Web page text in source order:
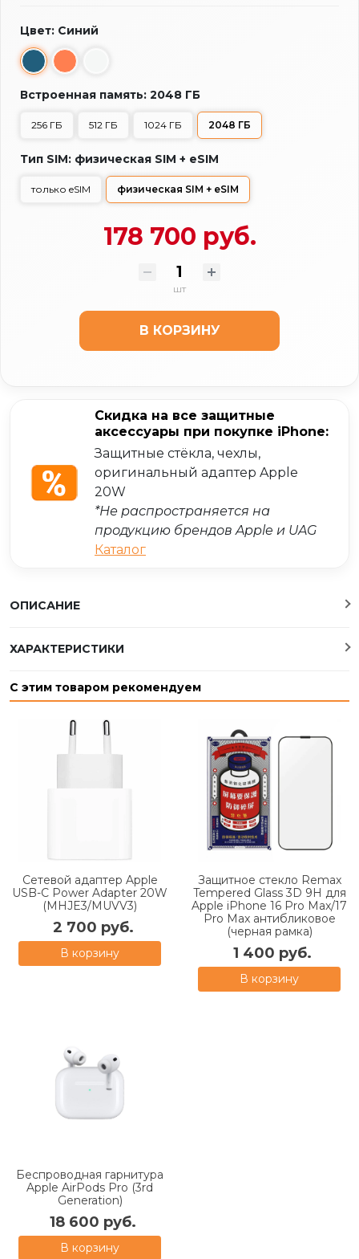
Цвет: Синий
Встроенная память: 2048 ГБ
256 ГБ 512 ГБ 1024 ГБ 2048 ГБ
Тип SIM: физическая SIM + eSIM
только eSIM физическая SIM + eSIM
178 700 руб.
шт
В КОРЗИНУ
Скидка на все защитные
аксессуары при покупке iPhone:
Защитные стёкла, чехлы,
оригинальный адаптер Apple
20W
*Не распространяется на
продукцию брендов Apple и UAG
Каталог
ОПИСАНИЕ
ХАРАКТЕРИСТИКИ
С этим товаром рекомендуем
Сетевой адаптер Apple
USB-C Power Adapter 20W
(MHJE3/MUVV3)
2 700 руб.
В корзину
Защитное стекло Remax
Tempered Glass 3D 9H для
Apple iPhone 16 Pro Max/17
Pro Max антибликовое
(черная рамка)
1 400 руб.
В корзину
Беспроводная гарнитура
Apple AirPods Pro (3rd
Generation)
18 600 руб.
В корзину